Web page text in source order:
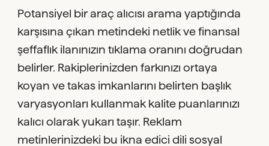
Potansiyel bir araç alıcısı arama yaptığında
karşısına çıkan metindeki netlik ve finansal
şeffaflık ilanınızın tıklama oranını doğrudan
belirler. Rakiplerinizden farkınızı ortaya
koyan ve takas imkanlarını belirten başlık
varyasyonları kullanmak kalite puanlarınızı
kalıcı olarak yukarı taşır. Reklam
metinlerinizdeki bu ikna edici dili sosyal